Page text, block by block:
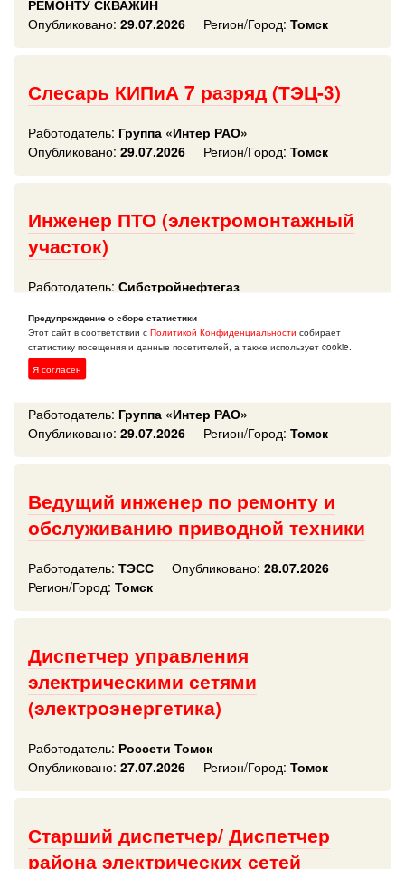
РЕМОНТУ СКВАЖИН
Опубликовано: 29.07.2026 Регион/Город: Томск
Слесарь КИПиА 7 разряд (ТЭЦ-3)
Работодатель: Группа «Интер РАО»
Опубликовано: 29.07.2026 Регион/Город: Томск
Инженер ПТО (электромонтажный
участок)
Работодатель: Сибстройнефтегаз
Слесарь КИПиА 5 разряд (ТЭЦ-1)
Работодатель: Группа «Интер РАО»
Опубликовано: 29.07.2026 Регион/Город: Томск
Ведущий инженер по ремонту и
обслуживанию приводной техники
Работодатель: ТЭСС Опубликовано: 28.07.2026
Регион/Город: Томск
Диспетчер управления
электрическими сетями
(электроэнергетика)
Работодатель: Россети Томск
Опубликовано: 27.07.2026 Регион/Город: Томск
Старший диспетчер/ Диспетчер
района электрических сетей
Предупреждение о сборе статистики
Этот сайт в соответствии сПолитикой Конфиденциальности собирает
статистику посещения и данные посетителей, а также использует cookie.
Я согласен